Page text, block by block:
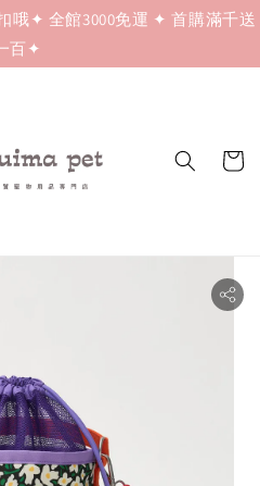
哦✦ 全館3000免運 ✦ 首購滿千送
百✦